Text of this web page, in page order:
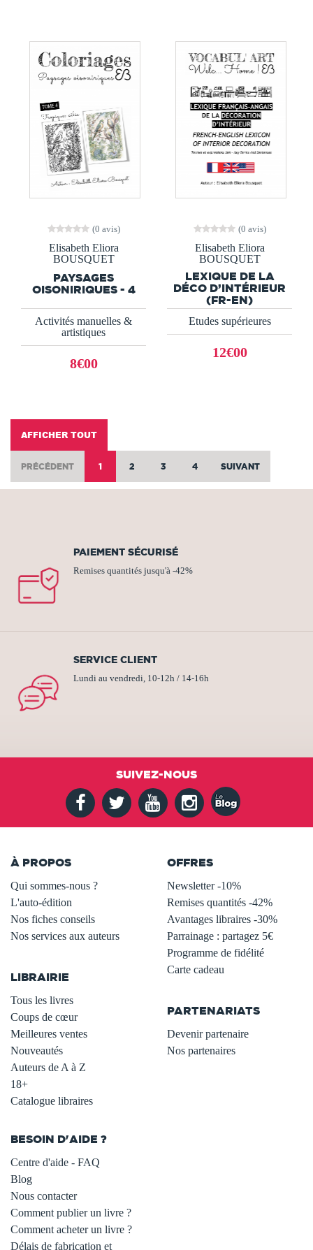
(0 avis)
Elisabeth Eliora
BOUSQUET
PAYSAGES
OISONIRIQUES - 4
Activités manuelles &
artistiques
8€00
(0 avis)
Elisabeth Eliora
BOUSQUET
LEXIQUE DE LA
DÉCO D’INTÉRIEUR
(FR-EN)
Etudes supérieures
12€00
AFFICHER TOUT
PRÉCÉDENT 1 2 3 4 SUIVANT
PAIEMENT SÉCURISÉ
Remises quantités jusqu'à -42%
SERVICE CLIENT
Lundi au vendredi, 10-12h / 14-16h
SUIVEZ-NOUS
À PROPOS
Qui sommes-nous ?
L'auto-édition
Nos fiches conseils
Nos services aux auteurs
LIBRAIRIE
Tous les livres
Coups de cœur
Meilleures ventes
Nouveautés
Auteurs de A à Z
18+
Catalogue libraires
OFFRES
Newsletter -10%
Remises quantités -42%
Avantages libraires -30%
Parrainage : partagez 5€
Programme de fidélité
Carte cadeau
PARTENARIATS
Devenir partenaire
Nos partenaires
BESOIN D'AIDE ?
Centre d'aide - FAQ
Blog
Nous contacter
Comment publier un livre ?
Comment acheter un livre ?
Délais de fabrication et